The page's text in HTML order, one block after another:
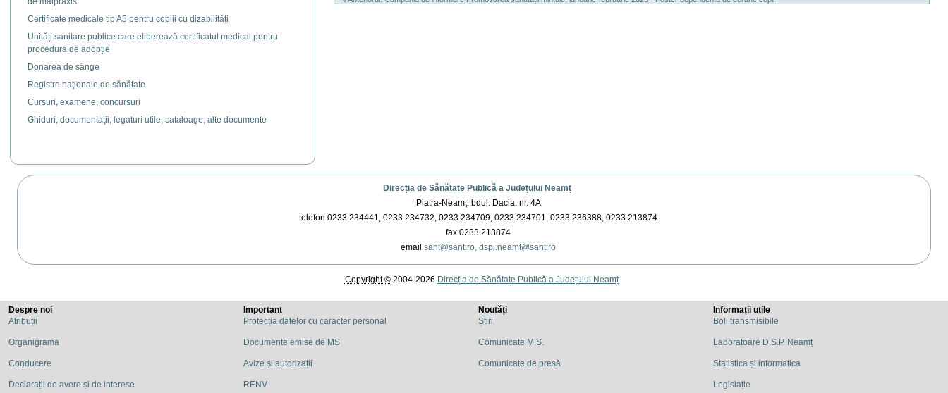
Certificate medicale tip A5 pentru copiii cu dizabilităţi
Unități sanitare publice care eliberează certificatul medical pentru
procedura de adopție
Donarea de sânge
Registre naţionale de sănătate
Cursuri, examene, concursuri
Ghiduri, documentaţii, legaturi utile, cataloage, alte documente
Direcția de Sănătate Publică a Județului Neamț
Piatra-Neamț, bdul. Dacia, nr. 4A
telefon 0233 234441, 0233 234732, 0233 234709, 0233 234701, 0233 236388, 0233 213874
fax 0233 213874
email sant@sant.ro, dspj.neamt@sant.ro
Copyright ©2004-2026 Direcția de Sănătate Publică a Județului Neamț.
Despre noi
Atribuții
Organigrama
Conducere
Declarații de avere și de interese
Important
Protecția datelor cu caracter personal
Documente emise de MS
Avize și autorizații
RENV
Noutăți
Știri
Comunicate M.S.
Comunicate de presă
Informații utile
Boli transmisibile
Laboratoare D.S.P. Neamț
Statistica și informatica
Legislație